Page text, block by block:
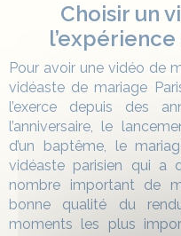
Choisir un
Pour avoir une vidéo de
vidéaste de mariage
l’exerce depuis des
l’anniversaire, le
d’un baptême, le
vidéaste parisien qui a
nombre important de
bonne qualité du
moments les plus